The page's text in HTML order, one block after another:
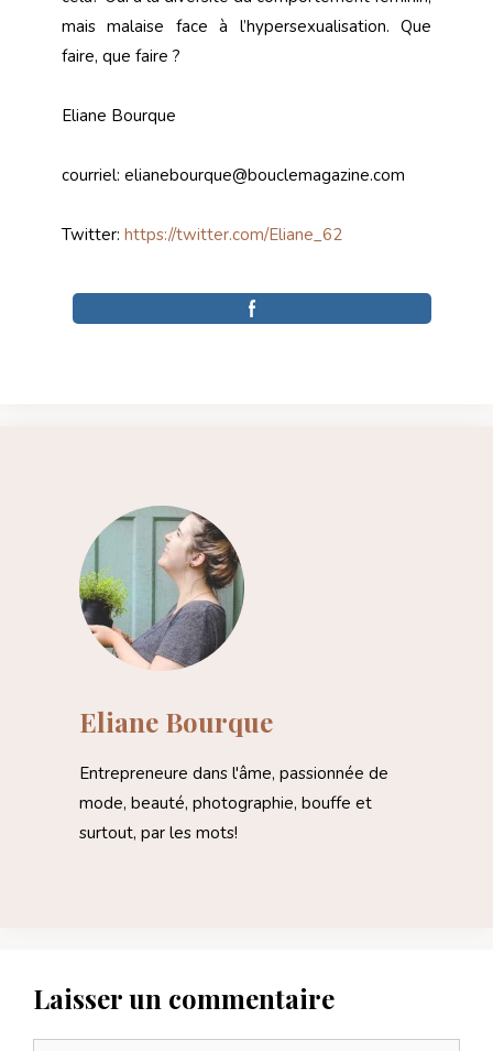
mais malaise face à l’hypersexualisation. Que
faire, que faire ?
Eliane Bourque
courriel: elianebourque@bouclemagazine.com
Twitter: https://twitter.com/Eliane_62
Eliane Bourque
Entrepreneure dans l'âme, passionnée de
mode, beauté, photographie, bouffe et
surtout, par les mots!
Laisser un commentaire